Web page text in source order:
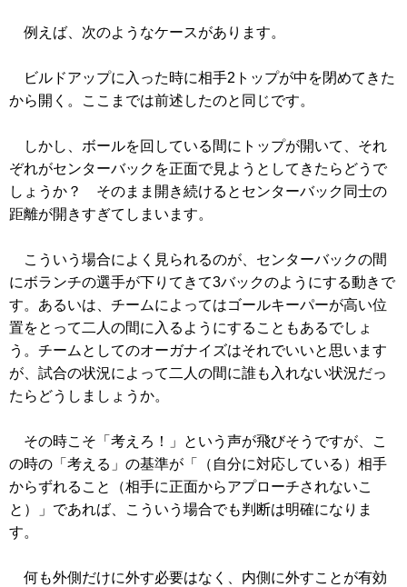
例えば、次のようなケースがあります。
ビルドアップに入った時に相手2トップが中を閉めてきた
から開く。ここまでは前述したのと同じです。
しかし、ボールを回している間にトップが開いて、それ
ぞれがセンターバックを正面で見ようとしてきたらどうで
しょうか？ そのまま開き続けるとセンターバック同士の
距離が開きすぎてしまいます。
こういう場合によく見られるのが、センターバックの間
にボランチの選手が下りてきて3バックのようにする動きで
す。あるいは、チームによってはゴールキーパーが高い位
置をとって二人の間に入るようにすることもあるでしょ
う。チームとしてのオーガナイズはそれでいいと思います
が、試合の状況によって二人の間に誰も入れない状況だっ
たらどうしましょうか。
その時こそ「考えろ！」という声が飛びそうですが、こ
の時の「考える」の基準が「（自分に対応している）相手
からずれること（相手に正面からアプローチされないこ
と）」であれば、こういう場合でも判断は明確になりま
す。
何も外側だけに外す必要はなく、内側に外すことが有効